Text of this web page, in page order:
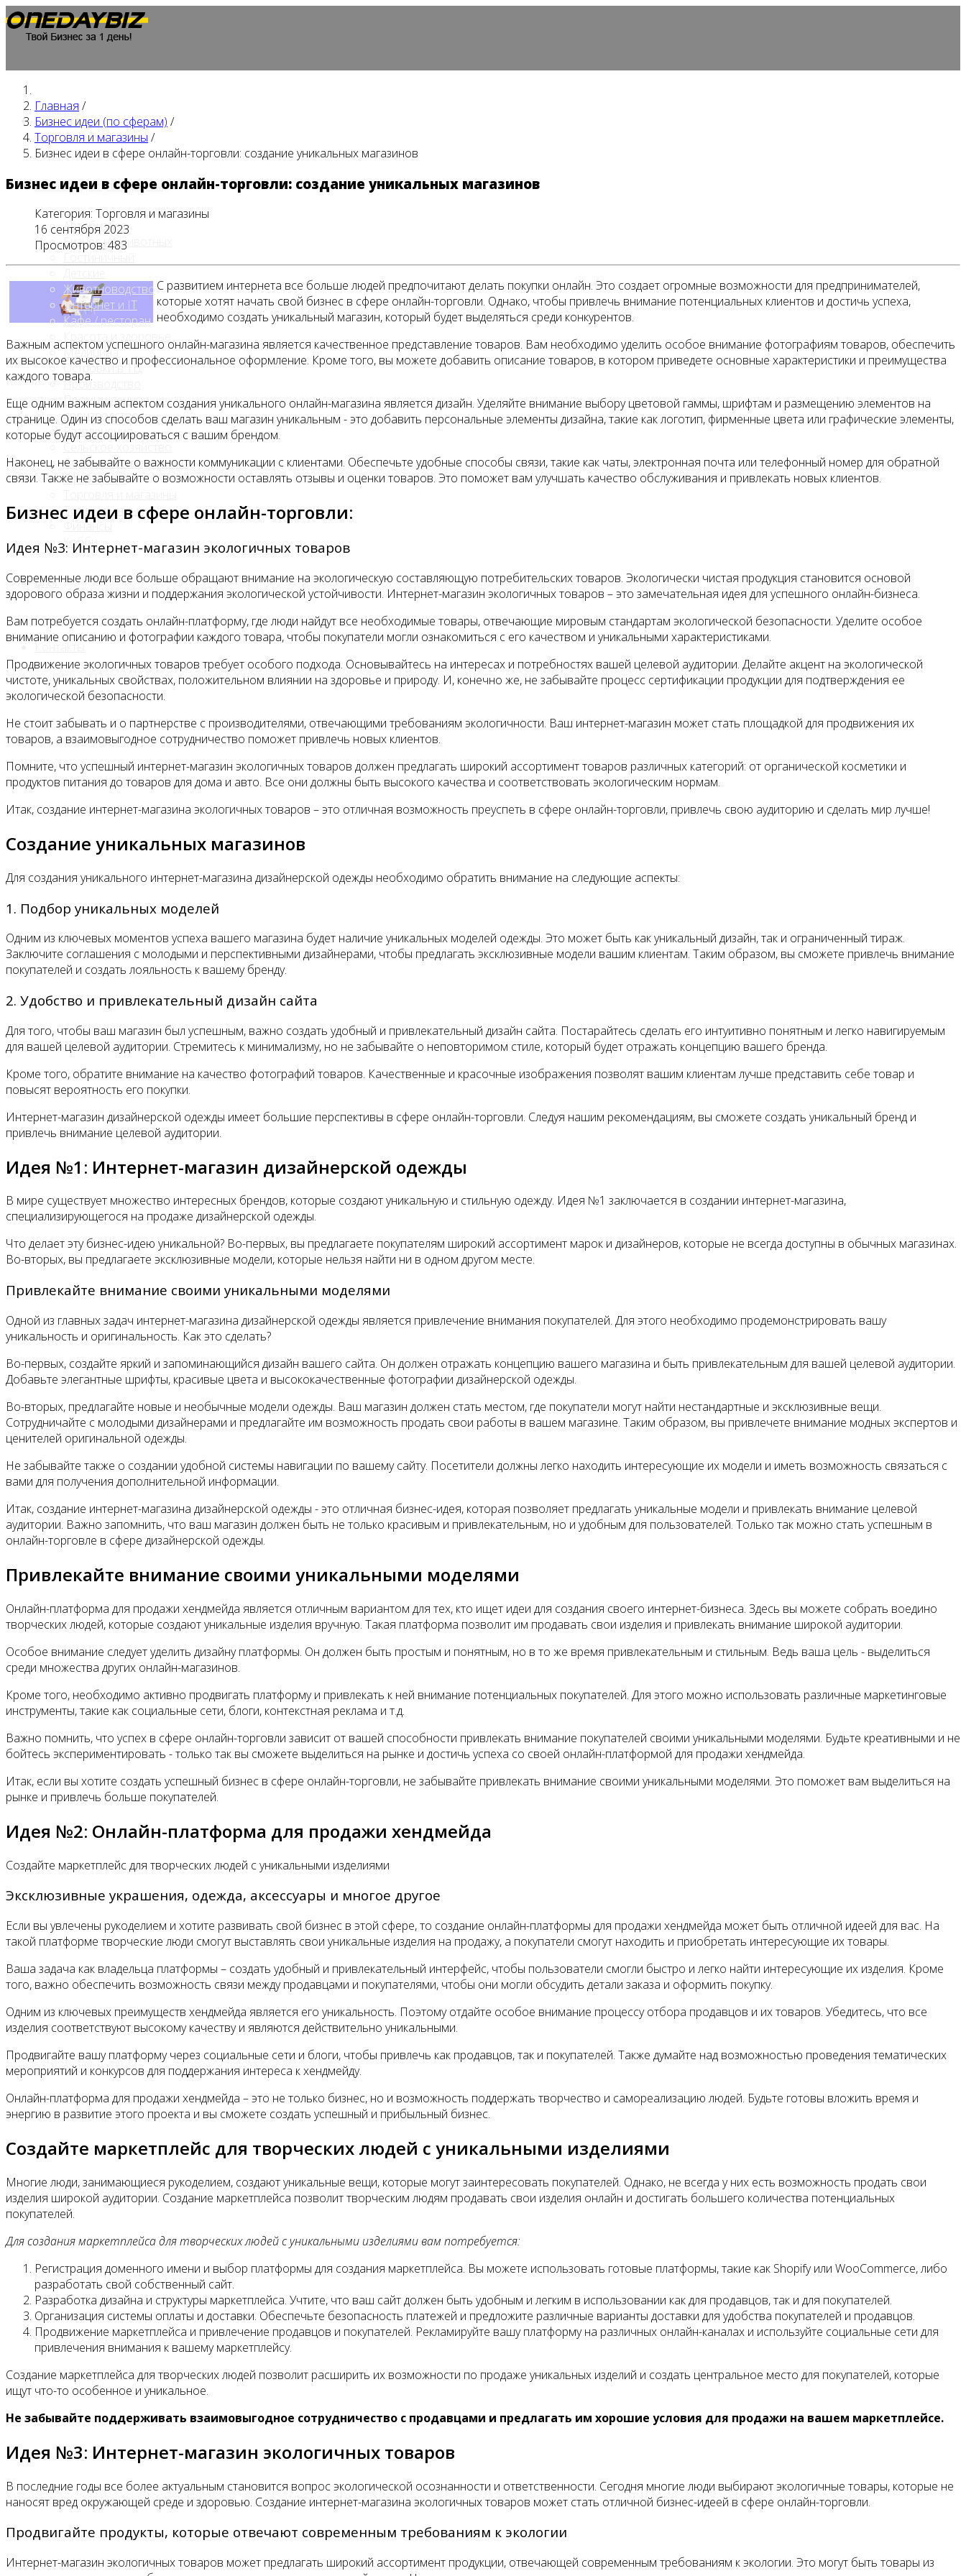
Главная
Бизнес идеи (по сферам)
Автобизнес
Бизнес на животных
Гостиничный
Животноводство
Интернет и IT
Кафе / ресторан
Медицина
Островки в ТЦ
Производство
Промышленное
производство
Развлечения
Сельское хозяйство
Строительство, ремонт
Сфера услуг
Туризм и отдых
Финансы
Хобби
Блог
Главная /
Бизнес идеи (по сферам) /
Торговля и магазины /
Бизнес идеи в сфере онлайн-торговли: создание уникальных магазинов
Бизнес идеи в сфере онлайн-торговли: создание уникальных магазинов
Категория: Торговля и магазины
16 сентября 2023
Просмотров: 483
С развитием интернета все больше людей предпочитают делать покупки онлайн. Это создает огромные возможности для предпринимателей,
которые хотят начать свой бизнес в сфере онлайн-торговли. Однако, чтобы привлечь внимание потенциальных клиентов и достичь успеха,
необходимо создать уникальный магазин, который будет выделяться среди конкурентов.
Важным аспектом успешного онлайн-магазина является качественное представление товаров. Вам необходимо уделить особое внимание фотографиям товаров, обеспечить
их высокое качество и профессиональное оформление. Кроме того, вы можете добавить описание товаров, в котором приведете основные характеристики и преимущества
каждого товара.
Еще одним важным аспектом создания уникального онлайн-магазина является дизайн. Уделяйте внимание выбору цветовой гаммы, шрифтам и размещению элементов на
странице. Один из способов сделать ваш магазин уникальным - это добавить персональные элементы дизайна, такие как логотип, фирменные цвета или графические элементы,
которые будут ассоциироваться с вашим брендом.
Наконец, не забывайте о важности коммуникации с клиентами. Обеспечьте удобные способы связи, такие как чаты, электронная почта или телефонный номер для обратной
связи. Также не забывайте о возможности оставлять отзывы и оценки товаров. Это поможет вам улучшать качество обслуживания и привлекать новых клиентов.
Бизнес идеи в сфере онлайн-торговли:
Идея №3: Интернет-магазин экологичных товаров
Современные люди все больше обращают внимание на экологическую составляющую потребительских товаров. Экологически чистая продукция становится основой
здорового образа жизни и поддержания экологической устойчивости. Интернет-магазин экологичных товаров – это замечательная идея для успешного онлайн-бизнеса.
Вам потребуется создать онлайн-платформу, где люди найдут все необходимые товары, отвечающие мировым стандартам экологической безопасности. Уделите особое
внимание описанию и фотографии каждого товара, чтобы покупатели могли ознакомиться с его качеством и уникальными характеристиками.
Продвижение экологичных товаров требует особого подхода. Основывайтесь на интересах и потребностях вашей целевой аудитории. Делайте акцент на экологической
чистоте, уникальных свойствах, положительном влиянии на здоровье и природу. И, конечно же, не забывайте процесс сертификации продукции для подтверждения ее
экологической безопасности.
Не стоит забывать и о партнерстве с производителями, отвечающими требованиям экологичности. Ваш интернет-магазин может стать площадкой для продвижения их
товаров, а взаимовыгодное сотрудничество поможет привлечь новых клиентов.
Помните, что успешный интернет-магазин экологичных товаров должен предлагать широкий ассортимент товаров различных категорий: от органической косметики и
продуктов питания до товаров для дома и авто. Все они должны быть высокого качества и соответствовать экологическим нормам.
Итак, создание интернет-магазина экологичных товаров – это отличная возможность преуспеть в сфере онлайн-торговли, привлечь свою аудиторию и сделать мир лучше!
Создание уникальных магазинов
Для создания уникального интернет-магазина дизайнерской одежды необходимо обратить внимание на следующие аспекты:
1. Подбор уникальных моделей
Одним из ключевых моментов успеха вашего магазина будет наличие уникальных моделей одежды. Это может быть как уникальный дизайн, так и ограниченный тираж.
Заключите соглашения с молодыми и перспективными дизайнерами, чтобы предлагать эксклюзивные модели вашим клиентам. Таким образом, вы сможете привлечь внимание
покупателей и создать лояльность к вашему бренду.
2. Удобство и привлекательный дизайн сайта
Для того, чтобы ваш магазин был успешным, важно создать удобный и привлекательный дизайн сайта. Постарайтесь сделать его интуитивно понятным и легко навигируемым
для вашей целевой аудитории. Стремитесь к минимализму, но не забывайте о неповторимом стиле, который будет отражать концепцию вашего бренда.
Кроме того, обратите внимание на качество фотографий товаров. Качественные и красочные изображения позволят вашим клиентам лучше представить себе товар и
повысят вероятность его покупки.
Интернет-магазин дизайнерской одежды имеет большие перспективы в сфере онлайн-торговли. Следуя нашим рекомендациям, вы сможете создать уникальный бренд и
привлечь внимание целевой аудитории.
Идея №1: Интернет-магазин дизайнерской одежды
В мире существует множество интересных брендов, которые создают уникальную и стильную одежду. Идея №1 заключается в создании интернет-магазина,
специализирующегося на продаже дизайнерской одежды.
Что делает эту бизнес-идею уникальной? Во-первых, вы предлагаете покупателям широкий ассортимент марок и дизайнеров, которые не всегда доступны в обычных магазинах.
Во-вторых, вы предлагаете эксклюзивные модели, которые нельзя найти ни в одном другом месте.
Привлекайте внимание своими уникальными моделями
Одной из главных задач интернет-магазина дизайнерской одежды является привлечение внимания покупателей. Для этого необходимо продемонстрировать вашу
уникальность и оригинальность. Как это сделать?
Во-первых, создайте яркий и запоминающийся дизайн вашего сайта. Он должен отражать концепцию вашего магазина и быть привлекательным для вашей целевой аудитории.
Добавьте элегантные шрифты, красивые цвета и высококачественные фотографии дизайнерской одежды.
Во-вторых, предлагайте новые и необычные модели одежды. Ваш магазин должен стать местом, где покупатели могут найти нестандартные и эксклюзивные вещи.
Сотрудничайте с молодыми дизайнерами и предлагайте им возможность продать свои работы в вашем магазине. Таким образом, вы привлечете внимание модных экспертов и
ценителей оригинальной одежды.
Не забывайте также о создании удобной системы навигации по вашему сайту. Посетители должны легко находить интересующие их модели и иметь возможность связаться с
вами для получения дополнительной информации.
Итак, создание интернет-магазина дизайнерской одежды - это отличная бизнес-идея, которая позволяет предлагать уникальные модели и привлекать внимание целевой
аудитории. Важно запомнить, что ваш магазин должен быть не только красивым и привлекательным, но и удобным для пользователей. Только так можно стать успешным в
онлайн-торговле в сфере дизайнерской одежды.
Привлекайте внимание своими уникальными моделями
Онлайн-платформа для продажи хендмейда является отличным вариантом для тех, кто ищет идеи для создания своего интернет-бизнеса. Здесь вы можете собрать воедино
творческих людей, которые создают уникальные изделия вручную. Такая платформа позволит им продавать свои изделия и привлекать внимание широкой аудитории.
Особое внимание следует уделить дизайну платформы. Он должен быть простым и понятным, но в то же время привлекательным и стильным. Ведь ваша цель - выделиться
среди множества других онлайн-магазинов.
Кроме того, необходимо активно продвигать платформу и привлекать к ней внимание потенциальных покупателей. Для этого можно использовать различные маркетинговые
инструменты, такие как социальные сети, блоги, контекстная реклама и т.д.
Важно помнить, что успех в сфере онлайн-торговли зависит от вашей способности привлекать внимание покупателей своими уникальными моделями. Будьте креативными и не
бойтесь экспериментировать - только так вы сможете выделиться на рынке и достичь успеха со своей онлайн-платформой для продажи хендмейда.
Итак, если вы хотите создать успешный бизнес в сфере онлайн-торговли, не забывайте привлекать внимание своими уникальными моделями. Это поможет вам выделиться на
рынке и привлечь больше покупателей.
Идея №2: Онлайн-платформа для продажи хендмейда
Создайте маркетплейс для творческих людей с уникальными изделиями
Эксклюзивные украшения, одежда, аксессуары и многое другое
Если вы увлечены рукоделием и хотите развивать свой бизнес в этой сфере, то создание онлайн-платформы для продажи хендмейда может быть отличной идеей для вас. На
такой платформе творческие люди смогут выставлять свои уникальные изделия на продажу, а покупатели смогут находить и приобретать интересующие их товары.
Ваша задача как владельца платформы – создать удобный и привлекательный интерфейс, чтобы пользователи смогли быстро и легко найти интересующие их изделия. Кроме
того, важно обеспечить возможность связи между продавцами и покупателями, чтобы они могли обсудить детали заказа и оформить покупку.
Одним из ключевых преимуществ хендмейда является его уникальность. Поэтому отдайте особое внимание процессу отбора продавцов и их товаров. Убедитесь, что все
изделия соответствуют высокому качеству и являются действительно уникальными.
Продвигайте вашу платформу через социальные сети и блоги, чтобы привлечь как продавцов, так и покупателей. Также думайте над возможностью проведения тематических
мероприятий и конкурсов для поддержания интереса к хендмейду.
Онлайн-платформа для продажи хендмейда – это не только бизнес, но и возможность поддержать творчество и самореализацию людей. Будьте готовы вложить время и
энергию в развитие этого проекта и вы сможете создать успешный и прибыльный бизнес.
Создайте маркетплейс для творческих людей с уникальными изделиями
Многие люди, занимающиеся рукоделием, создают уникальные вещи, которые могут заинтересовать покупателей. Однако, не всегда у них есть возможность продать свои
изделия широкой аудитории. Создание маркетплейса позволит творческим людям продавать свои изделия онлайн и достигать большего количества потенциальных
покупателей.
Для создания маркетплейса для творческих людей с уникальными изделиями вам потребуется:
Регистрация доменного имени и выбор платформы для создания маркетплейса. Вы можете использовать готовые платформы, такие как Shopify или WooCommerce, либо
разработать свой собственный сайт.
Разработка дизайна и структуры маркетплейса. Учтите, что ваш сайт должен быть удобным и легким в использовании как для продавцов, так и для покупателей.
Организация системы оплаты и доставки. Обеспечьте безопасность платежей и предложите различные варианты доставки для удобства покупателей и продавцов.
Продвижение маркетплейса и привлечение продавцов и покупателей. Рекламируйте вашу платформу на различных онлайн-каналах и используйте социальные сети для
привлечения внимания к вашему маркетплейсу.
Создание маркетплейса для творческих людей позволит расширить их возможности по продаже уникальных изделий и создать центральное место для покупателей, которые
ищут что-то особенное и уникальное.
Не забывайте поддерживать взаимовыгодное сотрудничество с продавцами и предлагать им хорошие условия для продажи на вашем маркетплейсе.
Идея №3: Интернет-магазин экологичных товаров
В последние годы все более актуальным становится вопрос экологической осознанности и ответственности. Сегодня многие люди выбирают экологичные товары, которые не
наносят вред окружающей среде и здоровью. Создание интернет-магазина экологичных товаров может стать отличной бизнес-идеей в сфере онлайн-торговли.
Продвигайте продукты, которые отвечают современным требованиям к экологии
Интернет-магазин экологичных товаров может предлагать широкий ассортимент продукции, отвечающей современным требованиям к экологии. Это могут быть товары из